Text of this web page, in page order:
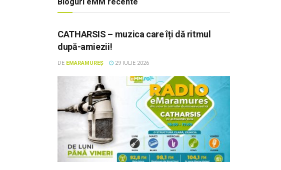
CATHARSIS – muzica care îți dă ritmul
după-amiezii!
DE EMARAMUREȘ 29 IULIE 2026